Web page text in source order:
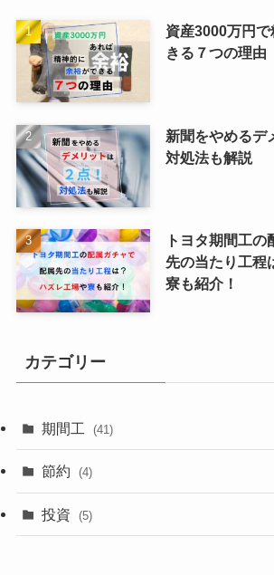
資産3000万円
きる７つの理由
新聞をやめるデ
対処法も解説
トヨタ期間工
先の当たり工程
寮も紹介！
カテゴリー
期間工 (41)
節約 (4)
投資 (5)